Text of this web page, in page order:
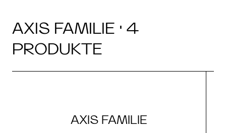
AXIS FAMILIE · 4
PRODUKTE
AXIS FAMILIE